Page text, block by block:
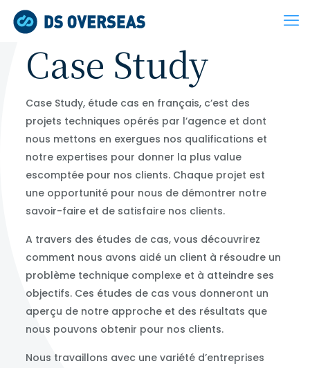
Case Study
Case Study, étude cas en français, c’est des
projets techniques opérés par l’agence et dont
nous mettons en exergues nos qualifications et
notre expertises pour donner la plus value
escomptée pour nos clients. Chaque projet est
une opportunité pour nous de démontrer notre
savoir-faire et de satisfaire nos clients.
A travers des études de cas, vous découvrirez
comment nous avons aidé un client à résoudre un
problème technique complexe et à atteindre ses
objectifs. Ces études de cas vous donneront un
aperçu de notre approche et des résultats que
nous pouvons obtenir pour nos clients.
Nous travaillons avec une variété d’entreprises